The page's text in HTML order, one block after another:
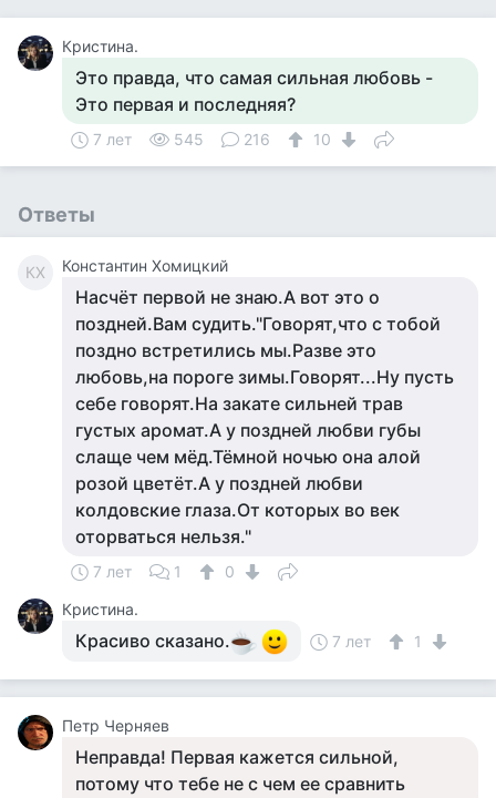
Кристина.
Это правда, что самая сильная любовь -
Это первая и последняя?
7 лет 545 216 10
Ответы
КХ Константин Хомицкий
Насчёт первой не знаю.А вот это о
поздней.Вам судить."Говорят,что с тобой
поздно встретились мы.Разве это
любовь,на пороге зимы.Говорят...Ну пусть
себе говорят.На закате сильней трав
густых аромат.А у поздней любви губы
слаще чем мёд.Тёмной ночью она алой
розой цветёт.А у поздней любви
колдовские глаза.От которых во век
оторваться нельзя."
7 лет 1
0
Кристина.
Красиво сказано. 7 лет 1
Петр Черняев
Неправда! Первая кажется сильной,
потому что тебе не с чем ее сравнить